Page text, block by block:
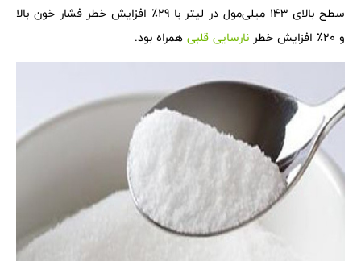
سطح بالای 143 میلی‌مول در لیتر با 29٪ افزایش خطر فشار خون بالا
و 20٪ افزایش خطر
نارسایی قلبی همراه بود.